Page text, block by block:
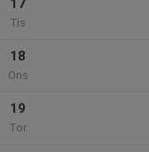
17
Tis
18
Ons
19
Tor